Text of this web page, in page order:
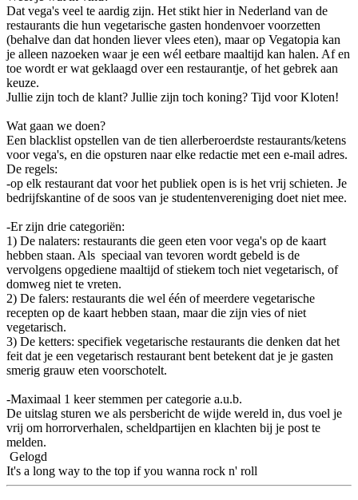
Dat vega's veel te aardig zijn. Het stikt hier in Nederland van de
restaurants die hun vegetarische gasten hondenvoer voorzetten
(behalve dan dat honden liever vlees eten), maar op Vegatopia kan
je alleen nazoeken waar je een wél eetbare maaltijd kan halen. Af en
toe wordt er wat geklaagd over een restaurantje, of het gebrek aan
keuze.
Jullie zijn toch de klant? Jullie zijn toch koning? Tijd voor Kloten!
Wat gaan we doen?
Een blacklist opstellen van de tien allerberoerdste restaurants/ketens
voor vega's, en die opsturen naar elke redactie met een e-mail adres.
De regels:
-op elk restaurant dat voor het publiek open is is het vrij schieten. Je
bedrijfskantine of de soos van je studentenvereniging doet niet mee.
-Er zijn drie categoriën:
1) De nalaters: restaurants die geen eten voor vega's op de kaart
hebben staan. Als speciaal van tevoren wordt gebeld is de
vervolgens opgediene maaltijd of stiekem toch niet vegetarisch, of
domweg niet te vreten.
2) De falers: restaurants die wel één of meerdere vegetarische
recepten op de kaart hebben staan, maar die zijn vies of niet
vegetarisch.
3) De ketters: specifiek vegetarische restaurants die denken dat het
feit dat je een vegetarisch restaurant bent betekent dat je je gasten
smerig grauw eten voorschotelt.
-Maximaal 1 keer stemmen per categorie a.u.b.
De uitslag sturen we als persbericht de wijde wereld in, dus voel je
vrij om horrorverhalen, scheldpartijen en klachten bij je post te
melden.
Gelogd
It's a long way to the top if you wanna rock n' roll